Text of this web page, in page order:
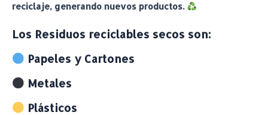
reciclaje, generando nuevos productos.
Los Residuos reciclables secos son:
Papeles y Cartones
Metales
Plásticos